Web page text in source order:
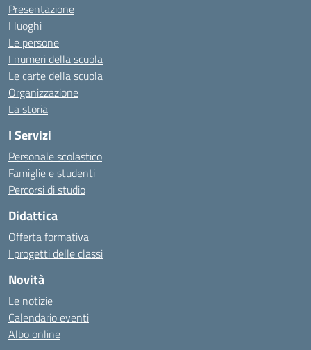
Presentazione
I luoghi
Le persone
I numeri della scuola
Le carte della scuola
Organizzazione
La storia
I Servizi
Personale scolastico
Famiglie e studenti
Percorsi di studio
Didattica
Offerta formativa
I progetti delle classi
Novità
Le notizie
Calendario eventi
Albo online